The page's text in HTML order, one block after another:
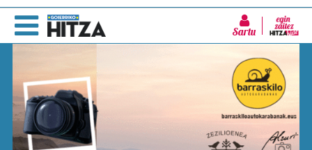
Sartu